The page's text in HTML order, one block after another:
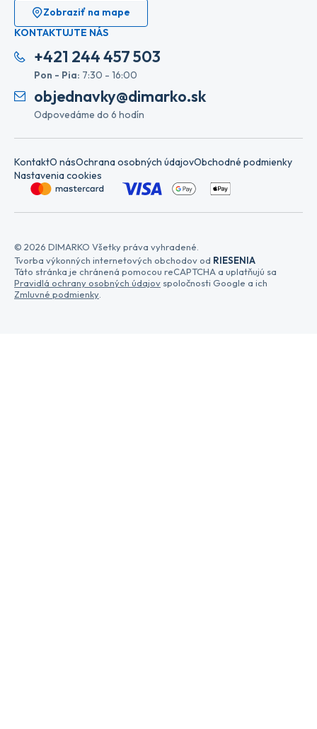
Zobraziť na mape
KONTAKTUJTE NÁS
+421 244 457 503
Pon - Pia: 7:30 - 16:00
objednavky@dimarko.sk
Odpovedáme do 6 hodín
KontaktO násOchrana osobných údajovObchodné podmienky
Nastavenia cookies
© 2026 DIMARKO Všetky práva vyhradené.
Tvorba výkonných internetových obchodov od RIESENIA
Táto stránka je chránená pomocou reCAPTCHA a uplatňujú sa
Pravidlá ochrany osobných údajov spoločnosti Google a ich
Zmluvné podmienky